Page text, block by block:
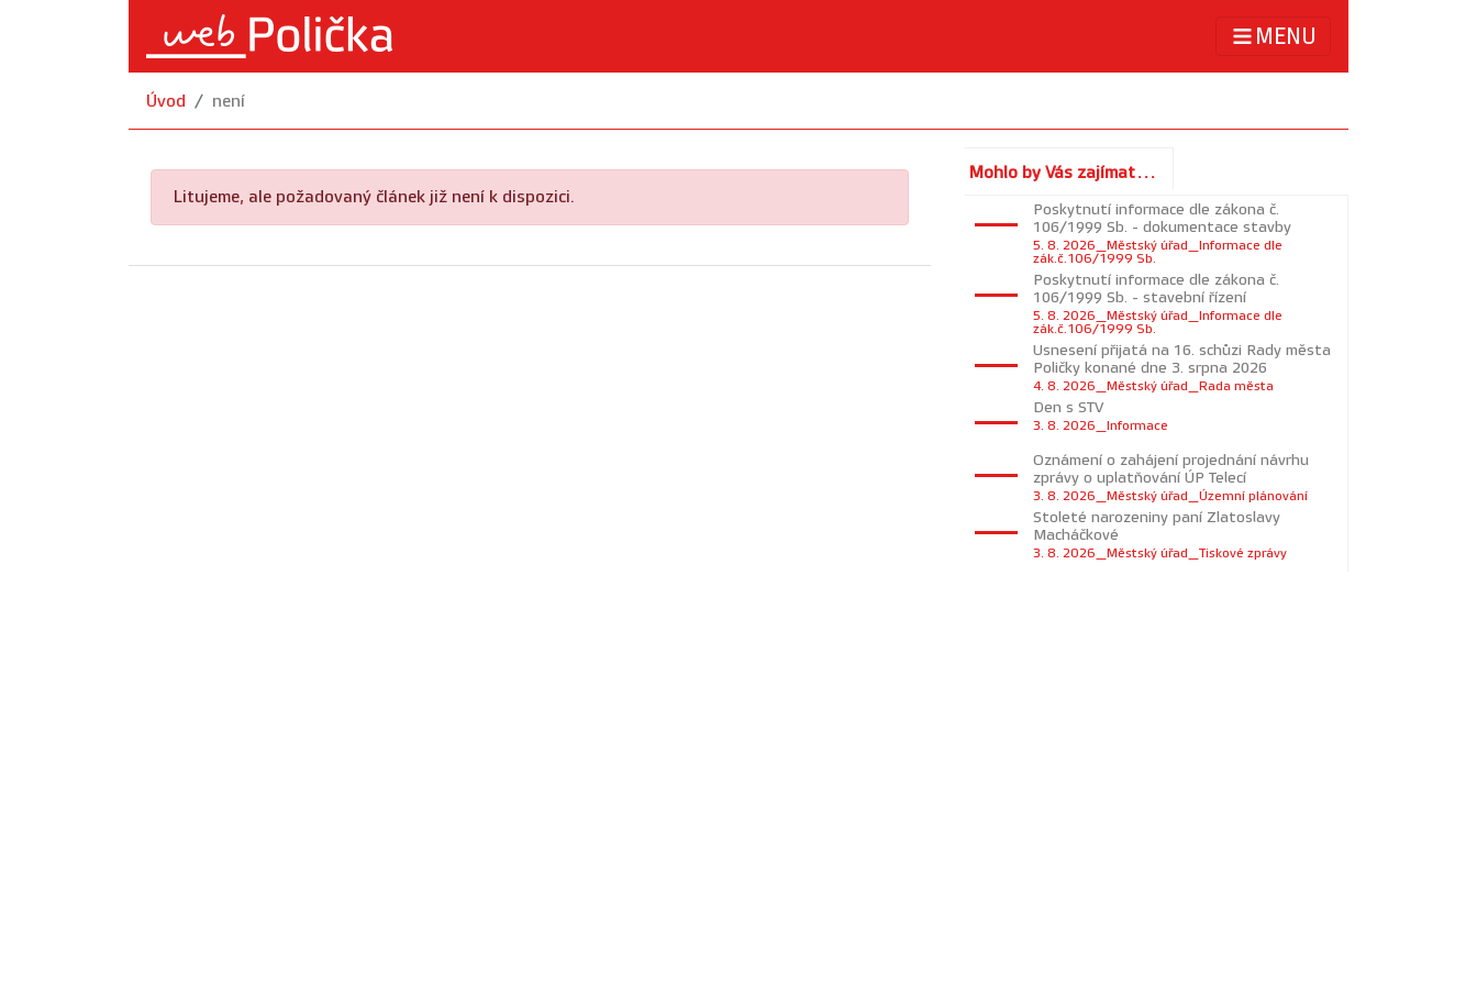
MENU
Úvod není
Litujeme, ale požadovaný článek již není k dispozici.
Mohlo by Vás zajímat...
Poskytnutí informace dle zákona č.
106/1999 Sb. - dokumentace stavby
5. 8. 2026_Městský úřad_Informace dle
zák.č.106/1999 Sb.
Poskytnutí informace dle zákona č.
106/1999 Sb. - stavební řízení
5. 8. 2026_Městský úřad_Informace dle
zák.č.106/1999 Sb.
Usnesení přijatá na 16. schůzi Rady města
Poličky konané dne 3. srpna 2026
4. 8. 2026_Městský úřad_Rada města
Den s STV
3. 8. 2026_Informace
Oznámení o zahájení projednání návrhu
zprávy o uplatňování ÚP Telecí
3. 8. 2026_Městský úřad_Územní plánování
Stoleté narozeniny paní Zlatoslavy
Macháčkové
3. 8. 2026_Městský úřad_Tiskové zprávy